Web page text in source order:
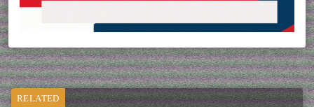
RELATED